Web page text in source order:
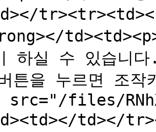
하실 수 있습니
튼을 누르면 조
src="/files/
td></